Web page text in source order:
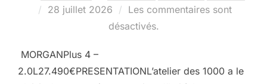
Publié
28 juillet 2026
Les commentaires sont
désactivés.
MORGANPlus 4 –
2.0L27.490€PRESENTATIONL’atelier des 1000 a le